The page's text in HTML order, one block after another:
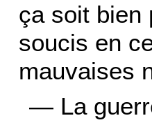
ça soit bien
soucis en
mauvaises
— La